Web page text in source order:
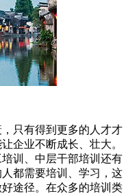
只有得到更多的人才才
企业不断成长、壮大。
训、中层干部培训还有
都需要培训、学习，这
途径。在众多的培训类